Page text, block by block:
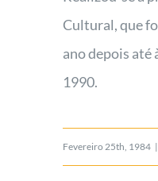
Cultural, que
ano depois até
1990.
Fevereiro 25th, 1984 |